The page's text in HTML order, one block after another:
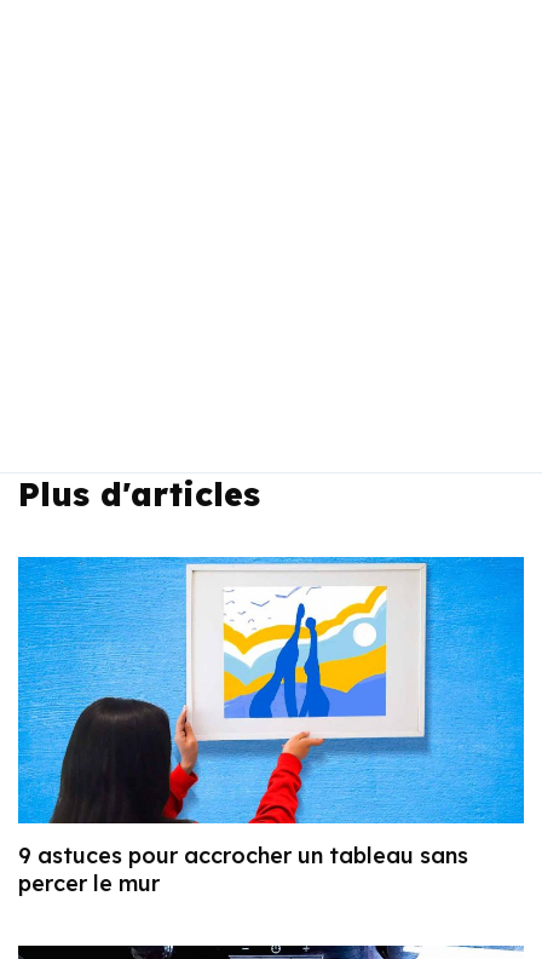
Plus d'articles
9 astuces pour accrocher un tableau sans
percer le mur